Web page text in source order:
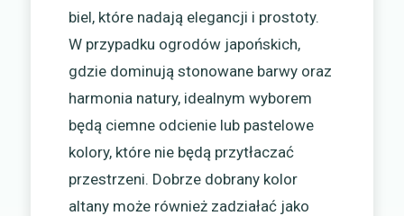
biel, które nadają elegancji i prostoty.
W przypadku ogrodów japońskich,
gdzie dominują stonowane barwy oraz
harmonia natury, idealnym wyborem
będą ciemne odcienie lub pastelowe
kolory, które nie będą przytłaczać
przestrzeni. Dobrze dobrany kolor
altany może również zadziałać jako